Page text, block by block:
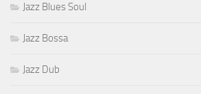
Jazz Blues Soul
Jazz Bossa
Jazz Dub